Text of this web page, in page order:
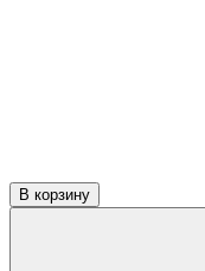
В корзину